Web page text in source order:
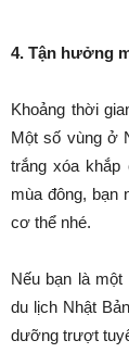
4. Tận hưởng
Khoảng thời
Một số vùng ở
trắng xóa
mùa đông, bạn
cơ thể nhé.
Nếu bạn là
du lịch Nhật
dưỡng trượt